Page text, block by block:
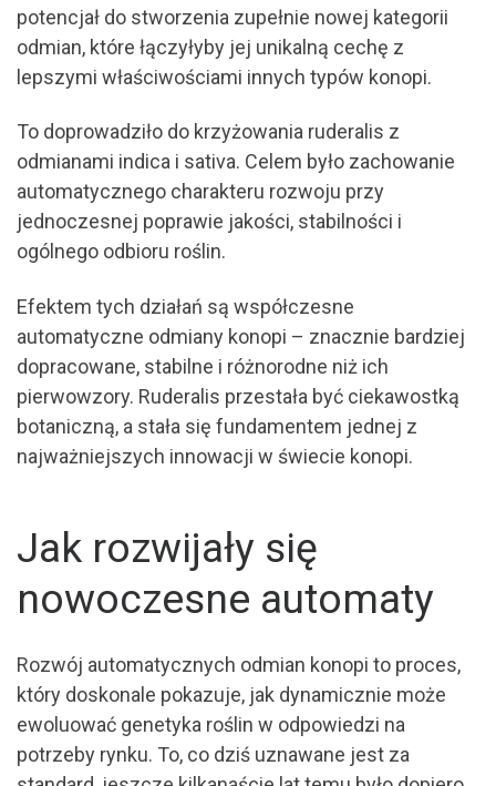
potencjał do stworzenia zupełnie nowej kategorii
odmian, które łączyłyby jej unikalną cechę z
lepszymi właściwościami innych typów konopi.
To doprowadziło do krzyżowania ruderalis z
odmianami indica i sativa. Celem było zachowanie
automatycznego charakteru rozwoju przy
jednoczesnej poprawie jakości, stabilności i
ogólnego odbioru roślin.
Efektem tych działań są współczesne
automatyczne odmiany konopi – znacznie bardziej
dopracowane, stabilne i różnorodne niż ich
pierwowzory. Ruderalis przestała być ciekawostką
botaniczną, a stała się fundamentem jednej z
najważniejszych innowacji w świecie konopi.
Jak rozwijały się
nowoczesne automaty
Rozwój automatycznych odmian konopi to proces,
który doskonale pokazuje, jak dynamicznie może
ewoluować genetyka roślin w odpowiedzi na
potrzeby rynku. To, co dziś uznawane jest za